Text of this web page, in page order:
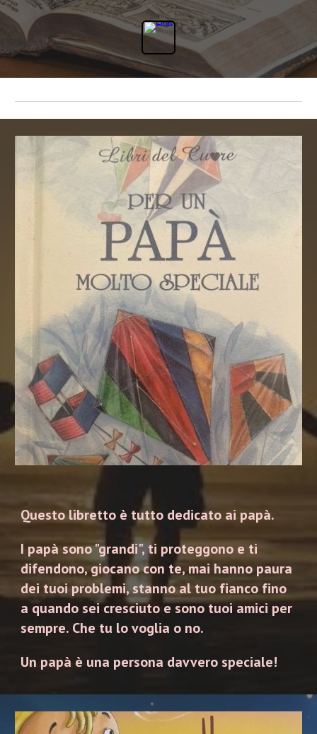
Questo libretto è tutto dedicato ai papà.
I papà sono "grandi", ti proteggono e ti
difendono, giocano con te, mai hanno paura
dei tuoi problemi, stanno al tuo fianco fino
a quando sei cresciuto e sono tuoi amici per
sempre. Che tu lo voglia o no.
Un papà è una persona davvero speciale!